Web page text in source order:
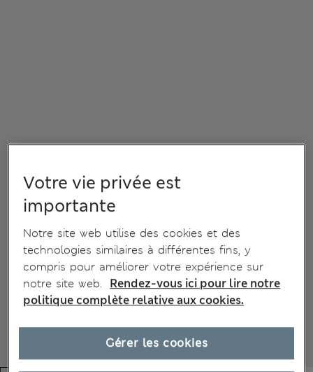
Votre vie privée est
importante
Notre site web utilise des cookies et des
technologies similaires à différentes fins, y
compris pour améliorer votre expérience sur
notre site web.
Rendez-vous ici pour lire notre
politique complète relative aux cookies.
Gérer les cookies